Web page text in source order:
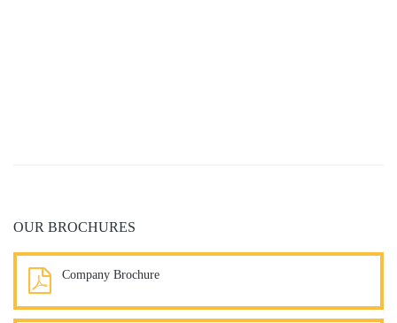
OUR BROCHURES
Company Brochure